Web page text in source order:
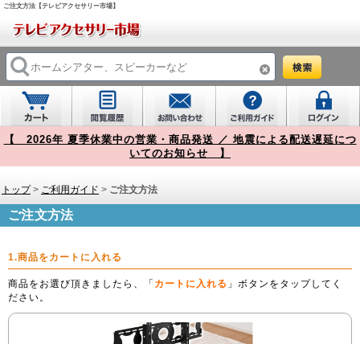
ご注文方法【テレビアクセサリー市場】
【 2026年 夏季休業中の営業・商品発送 ／ 地震による配送遅延につ
いてのお知らせ 】
トップ> ご利用ガイド > ご注文方法
ご注文方法
1.商品をカートに入れる
商品をお選び頂きましたら、「 カートに入れる 」ボタンをタップしてく
ださい。